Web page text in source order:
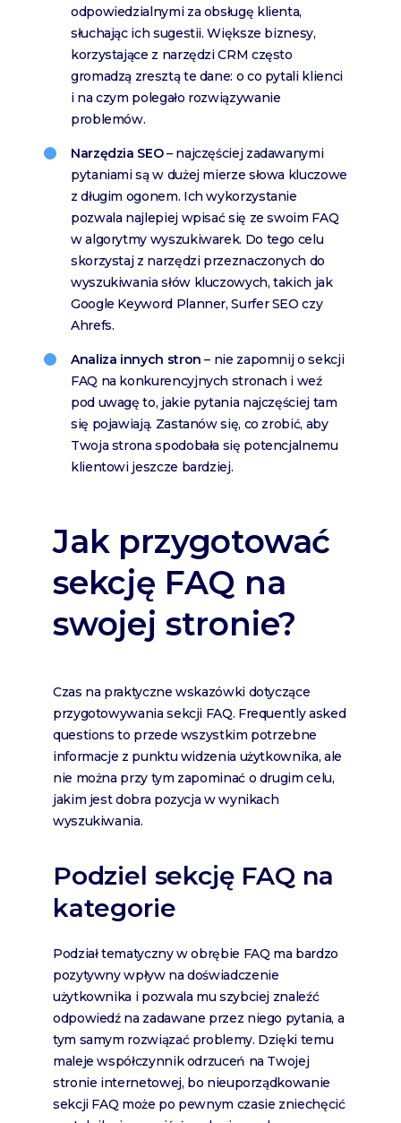
odpowiedzialnymi za obsługę klienta,
słuchając ich sugestii. Większe biznesy,
korzystające z narzędzi CRM często
gromadzą zresztą te dane: o co pytali klienci
i na czym polegało rozwiązywanie
problemów.
Narzędzia SEO– najczęściej zadawanymi
pytaniami są w dużej mierze słowa kluczowe
z długim ogonem. Ich wykorzystanie
pozwala najlepiej wpisać się ze swoim FAQ
w algorytmy wyszukiwarek. Do tego celu
skorzystaj z narzędzi przeznaczonych do
wyszukiwania słów kluczowych, takich jak
Google Keyword Planner, Surfer SEO czy
Ahrefs.
Analiza innych stron – nie zapomnij o sekcji
FAQ na konkurencyjnych stronach i weź
pod uwagę to, jakie pytania najczęściej tam
się pojawiają. Zastanów się, co zrobić, aby
Twoja strona spodobała się potencjalnemu
klientowi jeszcze bardziej.
Jak przygotować
sekcję FAQ na
swojej stronie?
Czas na praktyczne wskazówki dotyczące
przygotowywania sekcji FAQ. Frequently asked
questions to przede wszystkim potrzebne
informacje z punktu widzenia użytkownika, ale
nie można przy tym zapominać o drugim celu,
jakim jest dobra pozycja w wynikach
wyszukiwania.
Podziel sekcję FAQ na
kategorie
Podział tematyczny w obrębie FAQ ma bardzo
pozytywny wpływ na doświadczenie
użytkownika i pozwala mu szybciej znaleźć
odpowiedź na zadawane przez niego pytania, a
tym samym rozwiązać problemy. Dzięki temu
maleje współczynnik odrzuceń na Twojej
stronie internetowej, bo nieuporządkowanie
sekcji FAQ może po pewnym czasie zniechęcić